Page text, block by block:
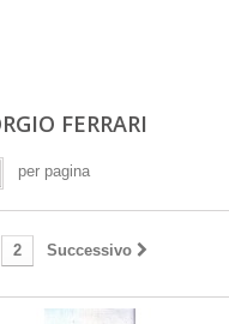
FERRARI
per pagina
2 Successivo